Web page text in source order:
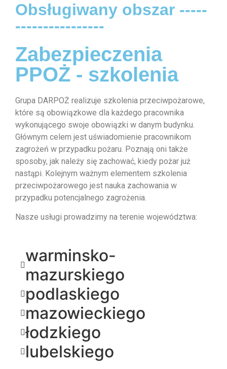
Obsługiwany obszar -----
----------------
Zabezpieczenia
PPOŻ - szkolenia
Grupa DARPOŻ realizuje szkolenia przeciwpożarowe,
które są obowiązkowe dla każdego pracownika
wykonującego swoje obowiązki w danym budynku.
Głównym celem jest uświadomienie pracownikom
zagrożeń w przypadku pożaru. Poznają oni także
sposoby, jak należy się zachować, kiedy pożar już
nastąpi. Kolejnym ważnym elementem szkolenia
przeciwpożarowego jest nauka zachowania w
przypadku potencjalnego zagrożenia.
Nasze usługi prowadzimy na terenie województwa:
warminsko-
mazurskiego
podlaskiego
mazowieckiego
łodzkiego
lubelskiego